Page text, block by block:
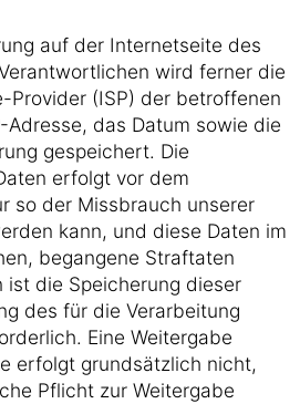
auf der Internetseite des
wird ferner die
Provider (ISP) der betroffenen
Adresse, das Datum sowie die
gespeichert. Die
erfolgt vor dem
so der Missbrauch unserer
kann, und diese Daten im
begangene Straftaten
ist die Speicherung dieser
des für die Verarbeitung
Eine Weitergabe
erfolgt grundsätzlich nicht,
Pflicht zur Weitergabe